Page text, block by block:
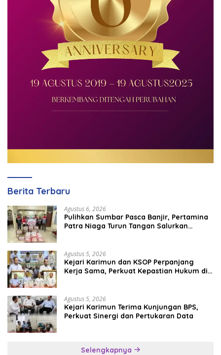
Berita Terbaru
Agustus 6, 2026
Pulihkan Sumbar Pasca Banjir, Pertamina
Patra Niaga Turun Tangan Salurkan
Agustus 5, 2026
Kejari Karimun dan KSOP Perpanjang
Kerja Sama, Perkuat Kepastian Hukum di
Agustus 5, 2026
Kejari Karimun Terima Kunjungan BPS,
Perkuat Sinergi dan Pertukaran Data
Selengkapnya